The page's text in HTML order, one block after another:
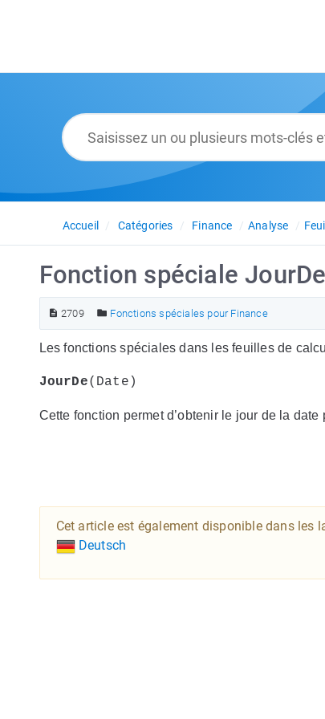
Accueil Catégories Finance Analyse
Fonction spéciale
2709 Fonctions spéciales pour Finance
Les fonctions spéciales dans les feuilles de
JourDe(Date)
Cette fonction permet d’obtenir le jour de la date
Cet article est également disponible dans les
Deutsch